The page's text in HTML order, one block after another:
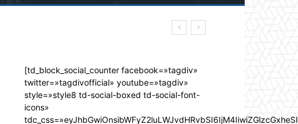
[td_block_social_counter facebook=»tagdiv»
twitter=»tagdivofficial» youtube=»tagdiv»
style=»style8 td-social-boxed td-social-font-
icons»